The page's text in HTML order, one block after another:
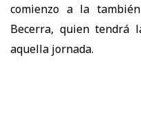
comienzo a la
Becerra, quien tendrá
aquella jornada.